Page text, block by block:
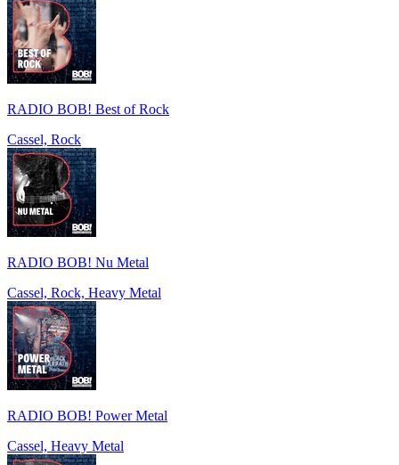
RADIO BOB! Best of Rock
Cassel, Rock
RADIO BOB! Nu Metal
Cassel, Rock, Heavy Metal
RADIO BOB! Power Metal
Cassel, Heavy Metal